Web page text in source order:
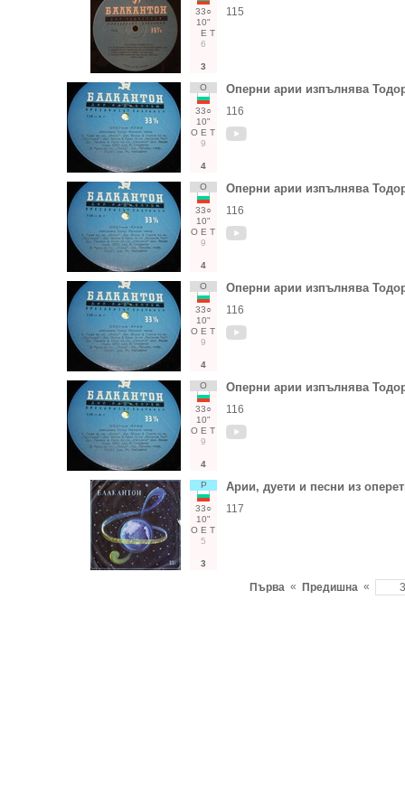
33○
10"
Е Т
6
3
115
О
33○
10"
О Е Т
9
4
Оперни арии изпълнява
116
О
33○
10"
О Е Т
9
4
Оперни арии изпълнява
116
О
33○
10"
О Е Т
9
4
Оперни арии изпълнява
116
О
33○
10"
О Е Т
9
4
Оперни арии изпълнява
116
Р
33○
10"
О Е Т
5
3
Арии, дуети и песни из
117
Първа « Предишна «